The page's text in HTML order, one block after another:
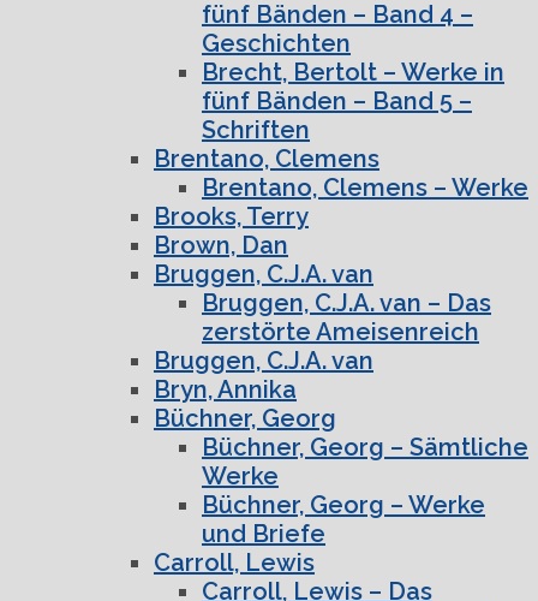
fünf Bänden – Band 4 –
Geschichten
Brecht, Bertolt – Werke in
fünf Bänden – Band 5 –
Schriften
Brentano, Clemens
Brentano, Clemens – Werke
Brooks, Terry
Brown, Dan
Bruggen, C.J.A. van
Bruggen, C.J.A. van – Das
zerstörte Ameisenreich
Bruggen, C.J.A. van
Bryn, Annika
Büchner, Georg
Büchner, Georg – Sämtliche
Werke
Büchner, Georg – Werke
und Briefe
Carroll, Lewis
Carroll, Lewis – Das